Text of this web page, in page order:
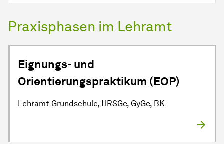
Praxisphasen im Lehramt
Eignungs- und
Orientierungspraktikum (EOP)
Lehramt Grundschule, HRSGe, GyGe, BK